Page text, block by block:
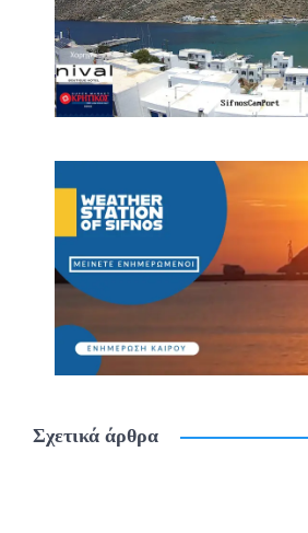
Σχετικά άρθρα